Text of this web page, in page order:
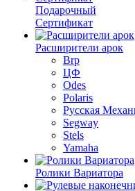
Подарочный
Сертификат
Расширители арок
Brp
ЦФ
Odes
Polaris
Русская
Segway
Stels
Yamaha
Ролики Вариатора